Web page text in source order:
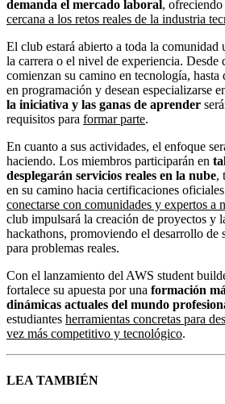
demanda el mercado laboral, ofreciendo
cercana a los retos reales de la industria
El club estará abierto a toda la
la carrera o el nivel de experiencia. Desde
comienzan su camino en tecnología, hasta
en programación y desean especializarse
la iniciativa y las ganas de aprender
requisitos para formar parte.
En cuanto a sus actividades, el enfoque
haciendo. Los miembros participarán en
desplegarán servicios reales en la nube,
en su camino hacia certificaciones
conectarse con comunidades y expertos a
club impulsará la creación de proyectos y
hackathons, promoviendo el desarrollo de
para problemas reales.
Con el lanzamiento del AWS student
fortalece su apuesta por una formación
dinámicas actuales del mundo
estudiantes herramientas concretas para
vez más competitivo y tecnológico.
LEA TAMBIÉN